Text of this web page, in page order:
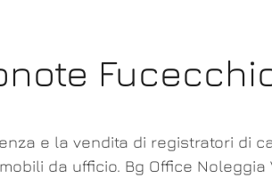
e la vendita di registratori di
da ufficio. Bg Office